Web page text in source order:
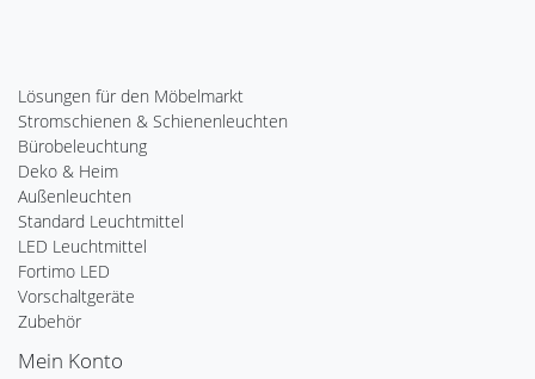
Lösungen für den Möbelmarkt
Stromschienen & Schienenleuchten
Bürobeleuchtung
Deko & Heim
Außenleuchten
Standard Leuchtmittel
LED Leuchtmittel
Fortimo LED
Vorschaltgeräte
Zubehör
Mein Konto